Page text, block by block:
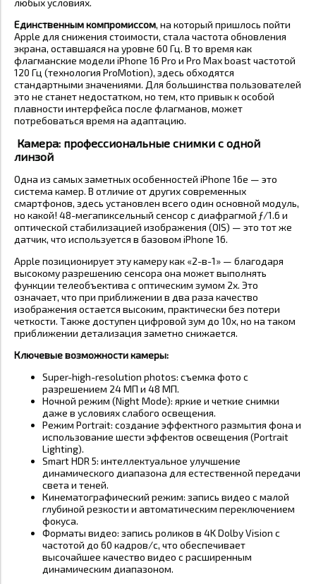
любых условиях.
Единственным компромиссом, на который пришлось пойти
Apple для снижения стоимости, стала частота обновления
экрана, оставшаяся на уровне 60 Гц. В то время как
флагманские модели iPhone 16 Pro и Pro Max boast частотой
120 Гц (технология ProMotion), здесь обходятся
стандартными значениями. Для большинства пользователей
это не станет недостатком, но тем, кто привык к особой
плавности интерфейса после флагманов, может
потребоваться время на адаптацию.
Камера: профессиональные снимки с одной
линзой
Одна из самых заметных особенностей iPhone 16e — это
система камер. В отличие от других современных
смартфонов, здесь установлен всего один основной модуль,
но какой! 48-мегапиксельный сенсор с диафрагмой ƒ/1.6 и
оптической стабилизацией изображения (OIS) — это тот же
датчик, что используется в базовом iPhone 16.
Apple позиционирует эту камеру как «2-в-1» — благодаря
высокому разрешению сенсора она может выполнять
функции телеобъектива с оптическим зумом 2x. Это
означает, что при приближении в два раза качество
изображения остается высоким, практически без потери
четкости. Также доступен цифровой зум до 10x, но на таком
приближении детализация заметно снижается.
Ключевые возможности камеры:
Super-high-resolution photos: съемка фото с
разрешением 24 МП и 48 МП.
Ночной режим (Night Mode): яркие и четкие снимки
даже в условиях слабого освещения.
Режим Portrait: создание эффектного размытия фона и
использование шести эффектов освещения (Portrait
Lighting).
Smart HDR 5: интеллектуальное улучшение
динамического диапазона для естественной передачи
света и теней.
Кинематографический режим: запись видео с малой
глубиной резкости и автоматическим переключением
фокуса.
Форматы видео: запись роликов в 4K Dolby Vision с
частотой до 60 кадров/с, что обеспечивает
высочайшее качество видео с расширенным
динамическим диапазоном.